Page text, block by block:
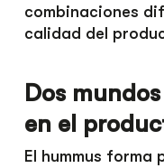
combinaciones
calidad del
Dos
en el
El hummus forma